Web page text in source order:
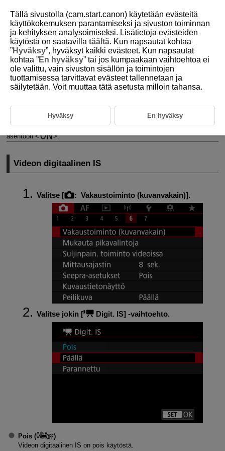
D185-113
Image Stabilizer (Kuvanvakain)
Videon digitaalinen IS
Videon digitaalinen IS vähentää kameran tärähtelyä videotallennuksen
aikana. Se voi vakauttaa kuvaa tehokkaasti silloinkin, kun objektiivissa
ei ole vakautustoimintoa.
Kun objektiivissa on IS, aseta Image Stabilizer (Kuvanvakain) ‑kytkin
asentoon
.
Videon digitaalinen IS
Valitse [ : Vakaustoiminto (kuvanvakain)].
Valitse jokin [ Digit. IS] ‑vaihtoehto.
Pois(
)
Videon digitaalinen IS on pois käytöstä.
Tällä sivustolla (cam.start.canon) käytetään evästeitä
käyttökokemuksen parantamiseksi ja sivuston toiminnan
ja kehityksen analysoimiseksi. Lisätietoja evästeiden
käytöstä on saatavilla täältä. Kun napsautat kohtaa
”Hyväksy”, hyväksyt kaikki evästeet. Kun napsautat
kohtaa ”En hyväksy” tai jos kumpaakaan vaihtoehtoa ei
ole valittu, vain sivuston sisällön ja toimintojen
tuottamisessa tarvittavat evästeet tallennetaan ja
säilytetään. Voit muuttaa tätä asetusta milloin tahansa.
Hyväksy En hyväksy